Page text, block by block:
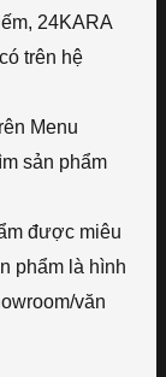
24KARA
trên hệ
Menu
sản phẩm
được miêu
phẩm là hình
văn